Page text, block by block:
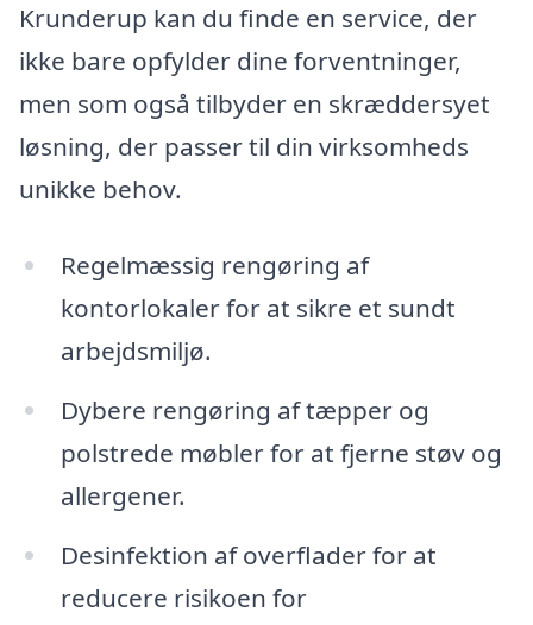
Krunderup kan du finde en service, der
ikke bare opfylder dine forventninger,
men som også tilbyder en skræddersyet
løsning, der passer til din virksomheds
unikke behov.
Regelmæssig rengøring af
kontorlokaler for at sikre et sundt
arbejdsmiljø.
Dybere rengøring af tæpper og
polstrede møbler for at fjerne støv og
allergener.
Desinfektion af overflader for at
reducere risikoen for